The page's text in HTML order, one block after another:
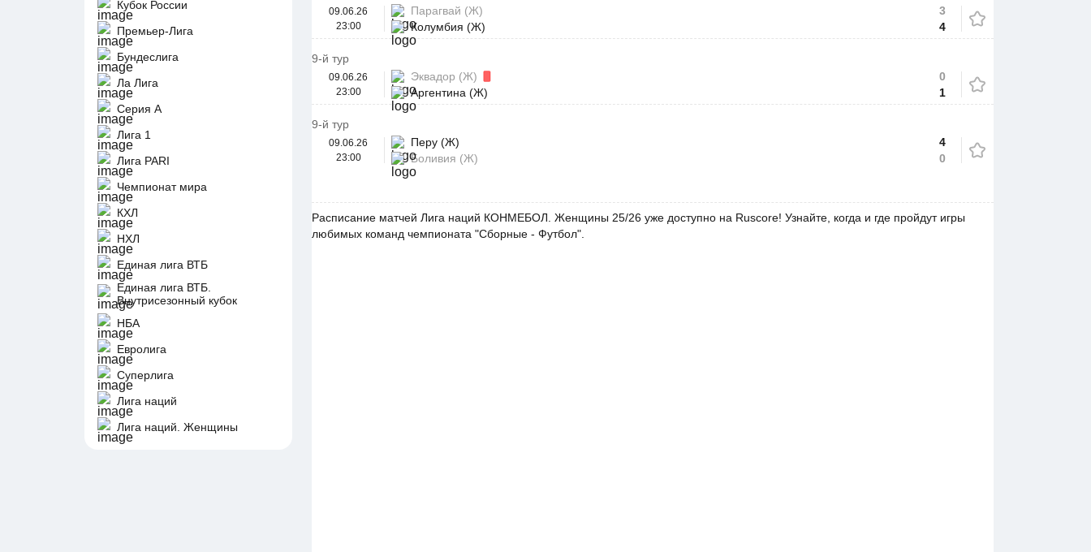
Кубок России
Премьер-Лига
Бундеслига
Ла Лига
Серия А
Лига 1
Лига PARI
Чемпионат мира
КХЛ
НХЛ
Единая лига ВТБ
Единая лига ВТБ.
Внутрисезонный кубок
НБА
Евролига
Суперлига
Лига наций
Лига наций. Женщины
09.06.26
23:00
Парагвай (Ж)
Колумбия (Ж)
3
4
9-й тур
09.06.26
23:00
Эквадор (Ж)
Аргентина (Ж)
0
1
9-й тур
09.06.26
23:00
Перу (Ж)
Боливия (Ж)
4
0
Расписание матчей Лига наций КОНМЕБОЛ. Женщины 25/26 уже доступно на Ruscore! Узнайте, когда и где пройдут игры
любимых команд чемпионата "Сборные - Футбол".